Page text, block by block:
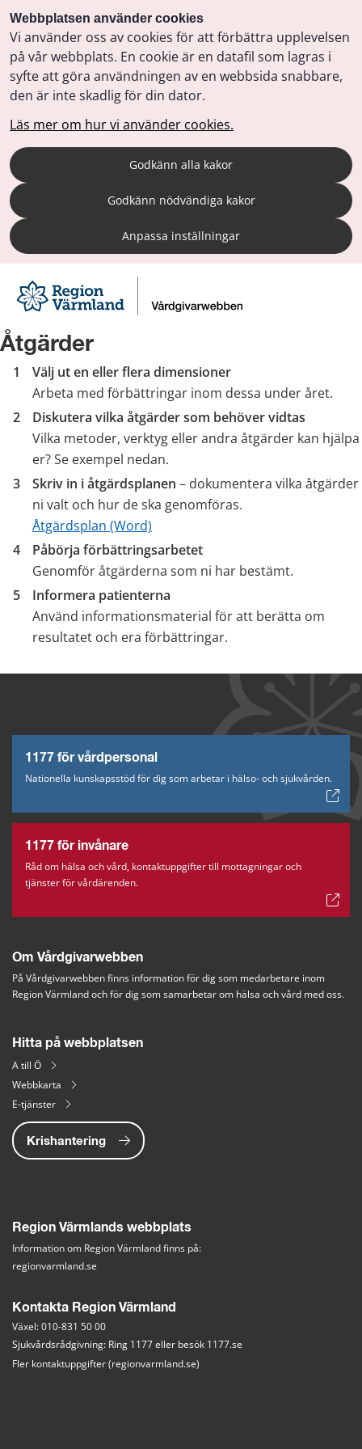
Webbplatsen använder cookies
Vi använder oss av cookies för att förbättra upplevelsen
på vår webbplats. En cookie är en datafil som lagras i
syfte att göra användningen av en webbsida snabbare,
den är inte skadlig för din dator.
Läs mer om hur vi använder cookies.
Godkänn alla kakor
Godkänn nödvändiga kakor
Anpassa inställningar
Åtgärder
Välj ut en eller flera dimensioner
Arbeta med förbättringar inom dessa under året.
Diskutera vilka åtgärder som behöver vidtas
Vilka metoder, verktyg eller andra åtgärder kan hjälpa
er? Se exempel nedan.
Skriv in i åtgärdsplanen – dokumentera vilka åtgärder
ni valt och hur de ska genomföras.
Åtgärdsplan (Word)
Påbörja förbättringsarbetet
Genomför åtgärderna som ni har bestämt.
Informera patienterna
Använd informationsmaterial för att berätta om
resultatet och era förbättringar.
1177 för vårdpersonal
Nationella kunskapsstöd för dig som arbetar i hälso- och sjukvården.
1177 för invånare
Råd om hälsa och vård, kontaktuppgifter till mottagningar och
tjänster för vårdärenden.
Om Vårdgivarwebben
På Vårdgivarwebben finns information för dig som medarbetare inom
Region Värmland och för dig som samarbetar om hälsa och vård med oss.
Hitta på webbplatsen
A till Ö
Webbkarta
E-tjänster
Krishantering
Region Värmlands webbplats
Information om Region Värmland finns på:
regionvarmland.se
Kontakta Region Värmland
Växel: 010-831 50 00
Sjukvårdsrådgivning: Ring 1177 eller besök 1177.se
Fler kontaktuppgifter (regionvarmland.se)